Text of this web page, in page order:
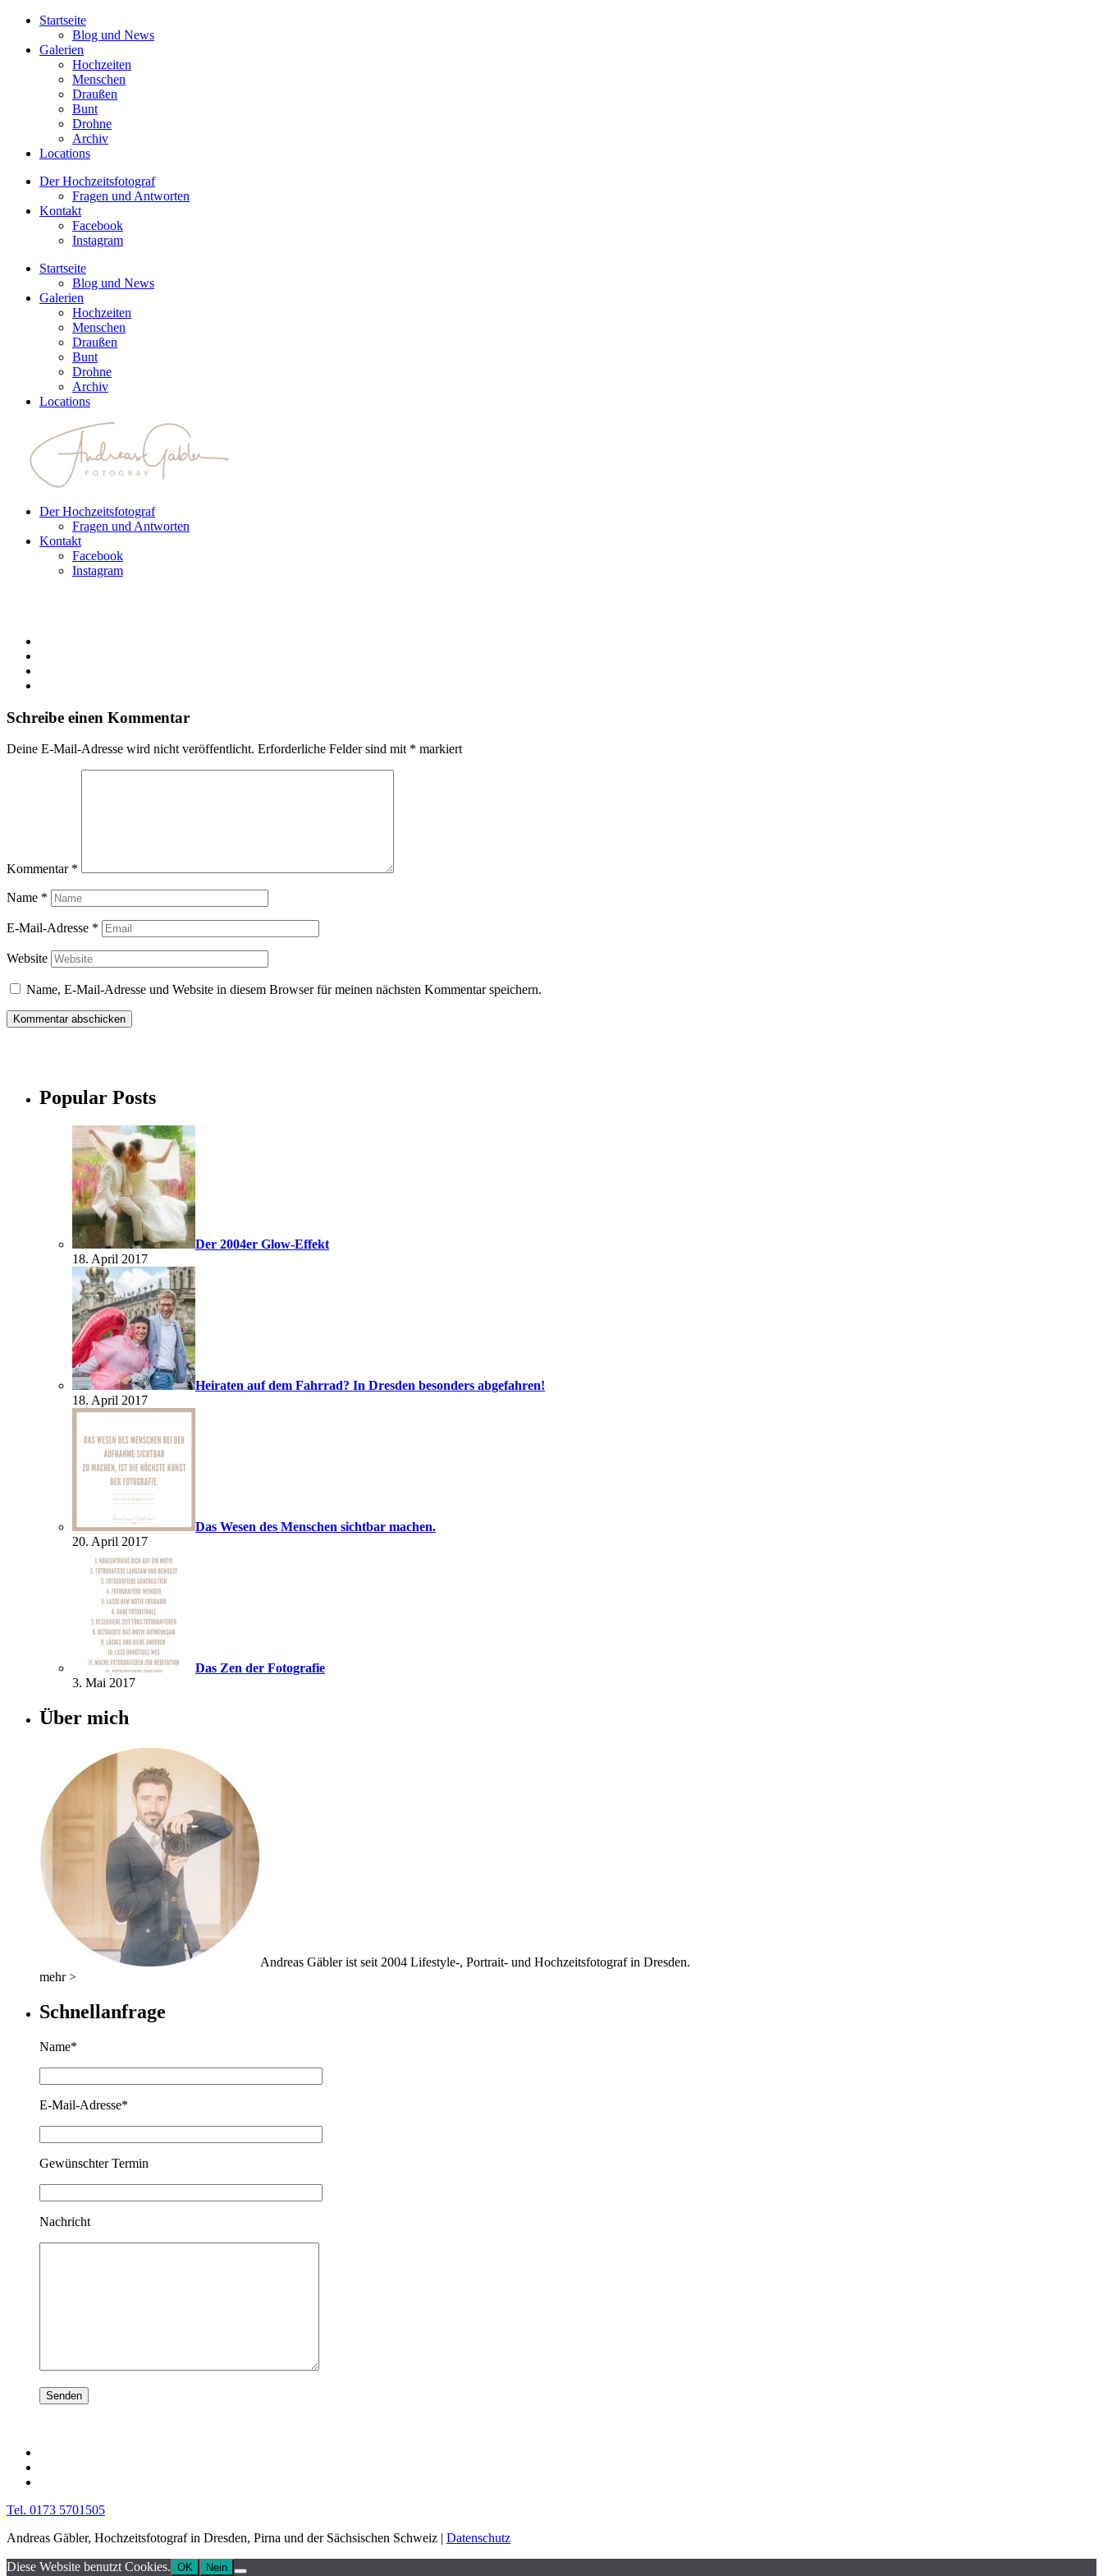
Startseite
Blog und News
Galerien
Hochzeiten
Menschen
Draußen
Bunt
Drohne
Archiv
Locations
Der Hochzeitsfotograf
Fragen und Antworten
Kontakt
Facebook
Instagram
Startseite
Blog und News
Galerien
Hochzeiten
Menschen
Draußen
Bunt
Drohne
Archiv
Locations
Der Hochzeitsfotograf
Fragen und Antworten
Kontakt
Facebook
Instagram
Schreibe einen Kommentar
Deine E-Mail-Adresse wird nicht veröffentlicht. Erforderliche Felder sind mit * markiert
Kommentar *
Name *
E-Mail-Adresse *
Website
Name, E-Mail-Adresse und Website in diesem Browser für meinen nächsten Kommentar speichern.
Popular Posts
Der 2004er Glow-Effekt
18. April 2017
Heiraten auf dem Fahrrad? In Dresden besonders abgefahren!
18. April 2017
Das Wesen des Menschen sichtbar machen.
20. April 2017
Das Zen der Fotografie
3. Mai 2017
Über mich
Andreas Gäbler ist seit 2004 Lifestyle-, Portrait- und Hochzeitsfotograf in Dresden.
mehr >
Schnellanfrage
Name*
E-Mail-Adresse*
Gewünschter Termin
Nachricht
Tel. 0173 5701505
Andreas Gäbler, Hochzeitsfotograf in Dresden, Pirna und der Sächsischen Schweiz | Datenschutz
Diese Website benutzt Cookies. OK Nein